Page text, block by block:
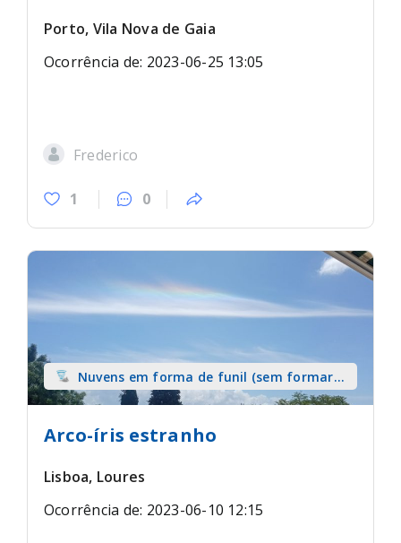
Porto, Vila Nova de Gaia
Ocorrência de: 2023-06-25 13:05
Frederico
1 0
Nuvens em forma de funil (sem formar
tromba) sobre terra
Arco-íris estranho
Lisboa, Loures
Ocorrência de: 2023-06-10 12:15